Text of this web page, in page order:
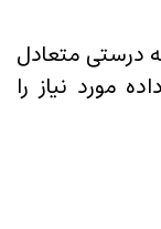
درستی متعادل
مورد نیاز را